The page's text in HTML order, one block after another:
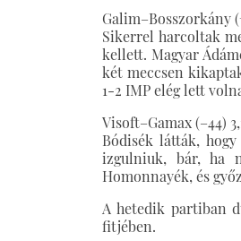
Galim–Bosszorkány
Sikerrel harcoltak
kellett. Magyar
két meccsen
1-2 IMP elég lett
Visoft–Gamax (–44)
Bódisék látták,
izgulniuk, bár, ha
Homonnayék, és
A hetedik partiban
fitjében.